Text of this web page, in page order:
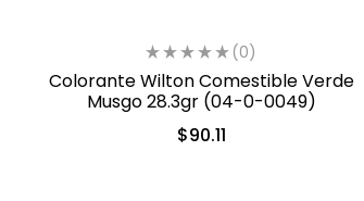
(0)
Colorante Wilton Comestible Verde
Musgo 28.3gr (04-0-0049)
$90.11